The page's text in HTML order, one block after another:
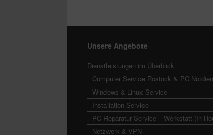
Unsere Angebote
Dienstleistungen im Überblick
Computer Service Rostock & PC
Windows & Linux Service
Installation Service
PC Reparatur Service – Werkstatt (In-
Netzwerk & VPN